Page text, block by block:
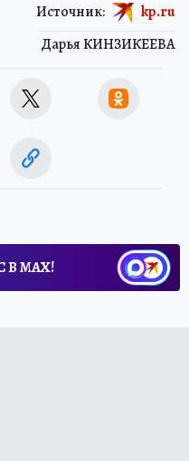
Дарья КИНЗИКЕЕВА
Источник: kp.ru
В МАХ!